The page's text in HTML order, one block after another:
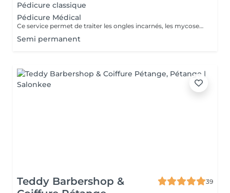
Pédicure classique
Pédicure Médical
Ce service permet de traiter les ongles incarnés, les mycoses, les champignons des ongles, les callosités et les cors.
Semi permanent
Teddy Barbershop &
39